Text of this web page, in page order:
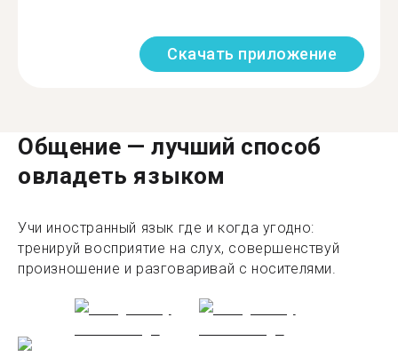
Скачать приложение
Общение — лучший способ
овладеть языком
Учи иностранный язык где и когда угодно:
тренируй восприятие на слух, совершенствуй
произношение и разговаривай с носителями.